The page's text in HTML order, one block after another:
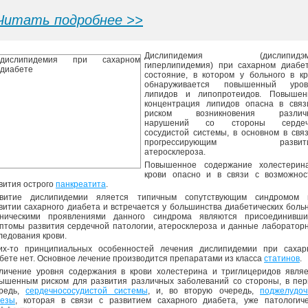
подробнее >>
Дислипидемия
гиперлипидемия) при сахарном
состояние, в котором у больного в
обнаруживается повышенный
липидов и липопротеидов.
концентрация липидов опасна в
риском возникновения
нарушений со стороны
сосудистой системы, в основном в
прогрессирующим
атеросклероза.
Повышенное содержание
крови опасно и в связи с
острого панкреатита.
дислипидемии яляется типичным сопутствующим синдромом
сахарного диабета и встречается у большинства диабетических
проявлениями данного синдрома являются
развития сердечной патологии, атеросклероза и данные
крови.
то принципиальных особенностей лечения дислипидемии при
нет. Основное лечение производится препаратами из класса статинов.
уровня содержания в крови холестерина и триглицеридов
риском для развития различных заболеваний со стороны, в
сердечнососудистой системы, и, во вторую очередь,
, которая в связи с развитием сахарного диабета, уже